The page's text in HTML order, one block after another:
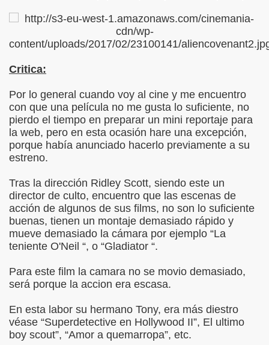
Critica:
Por lo general cuando voy al cine y me encuentro
con que una película no me gusta lo suficiente, no
pierdo el tiempo en preparar un mini reportaje para
la web, pero en esta ocasión hare una excepción,
porque había anunciado hacerlo previamente a su
estreno.
Tras la dirección Ridley Scott, siendo este un
director de culto, encuentro que las escenas de
acción de algunos de sus films, no son lo suficiente
buenas, tienen un montaje demasiado rápido y
mueve demasiado la cámara por ejemplo “La
teniente O'Neil “, o “Gladiator “.
Para este film la camara no se movio demasiado,
será porque la accion era escasa.
En esta labor su hermano Tony, era más diestro
véase “Superdetective en Hollywood II”, El ultimo
boy scout”, “Amor a quemarropa”, etc.